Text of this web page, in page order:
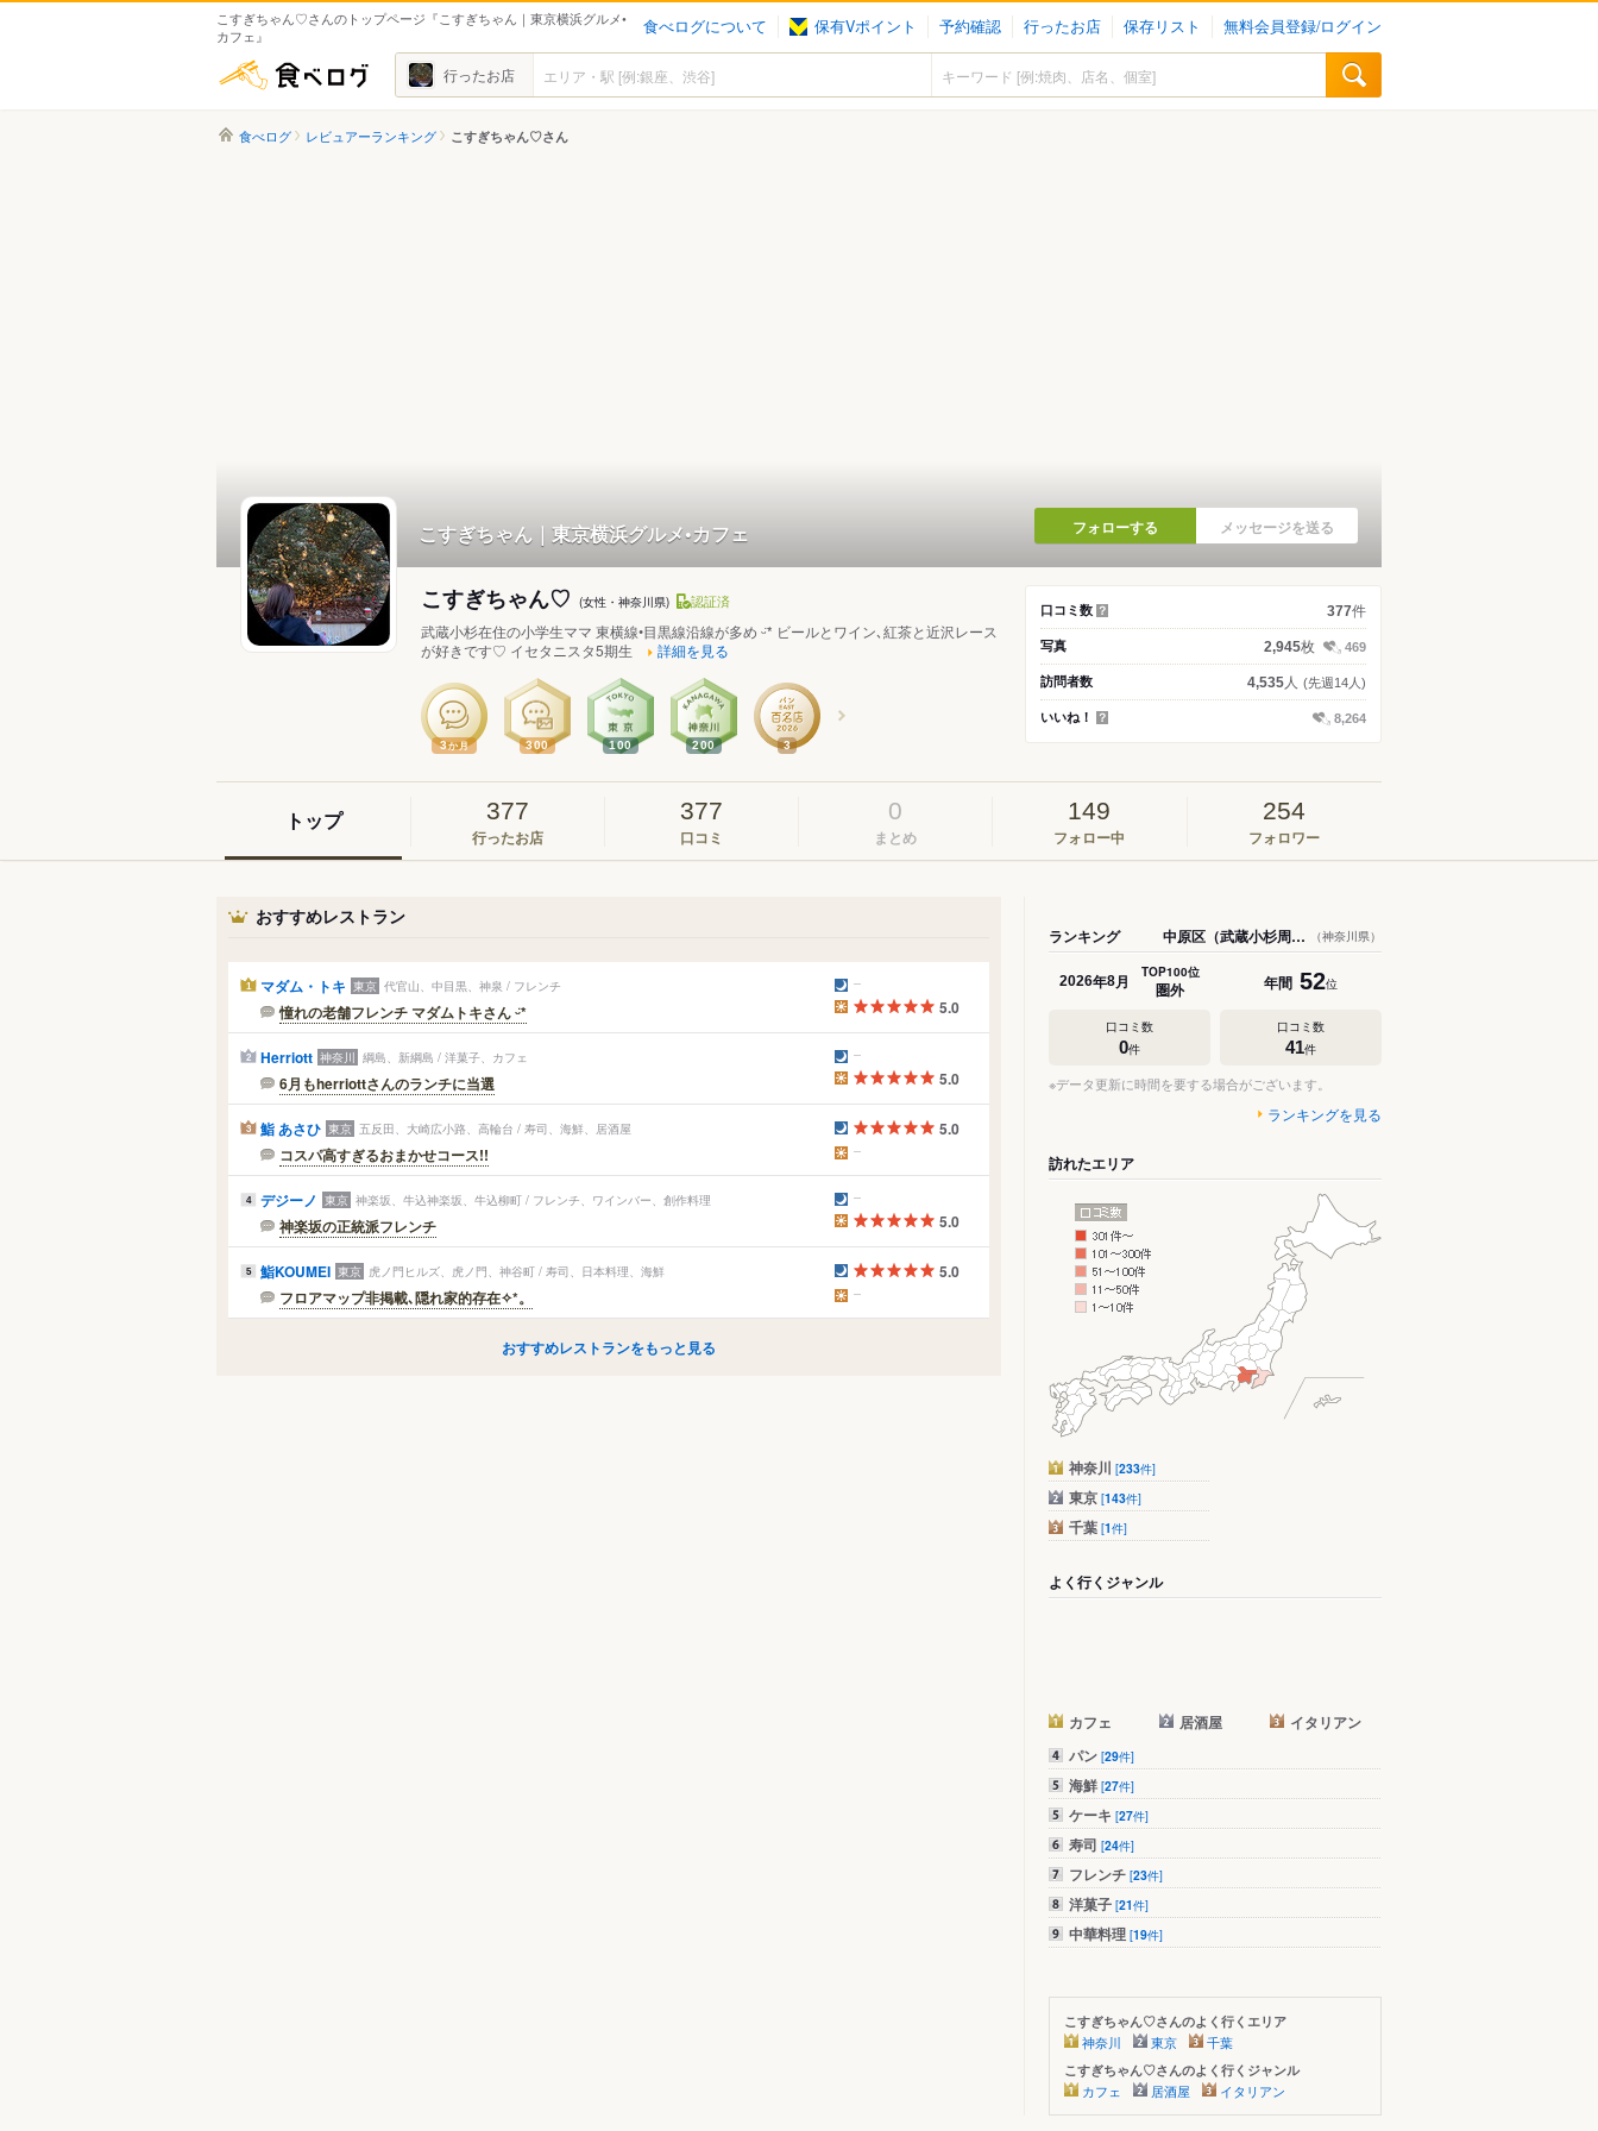
こすぎちゃん♡さんのトップページ『こすぎちゃん｜東京横浜グルメ•
カフェ』
食べログについて 保有Vポイント 予約確認 行ったお店 保存リスト 無料会員登録/ログイン
食べログ 行ったお店
食べログ レビュアーランキング こすぎちゃん♡さん
こすぎちゃん｜東京横浜グルメ•カフェ フォローする メッセージを送る
こすぎちゃん♡ (女性・神奈川県) 認証済
武蔵小杉在住の小学生ママ 東横線•目黒線沿線が多め ᵕ̈* ビールとワイン､紅茶と近沢レース
が好きです♡ イセタニスタ5期生
詳細を見る
3か月 300 100 200 3
口コミ数 ？ 377件
写真 2,945枚 469
訪問者数 4,535人 (先週14人)
いいね！ ？ 8,264
トップ 377
行ったお店
377
口コミ
0
まとめ
149
フォロー中
254
フォロワー
おすすめレストラン
1 マダム・トキ 東京 代官山、中目黒、神泉 / フレンチ
憧れの老舗フレンチ マダムトキさん ᵕ̈* 5.0
2 Herriott 神奈川 綱島、新綱島 / 洋菓子、カフェ
6月もherriottさんのランチに当選 5.0
3 鮨 あさひ 東京 五反田、大崎広小路、高輪台 / 寿司、海鮮、居酒屋
コスパ高すぎるおまかせコース!!
5.0
4 デジーノ 東京 神楽坂、牛込神楽坂、牛込柳町 / フレンチ、ワインバー、創作料理
神楽坂の正統派フレンチ 5.0
5 鮨KOUMEI 東京 虎ノ門ヒルズ、虎ノ門、神谷町 / 寿司、日本料理、海鮮
フロアマップ非掲載､隠れ家的存在✧︎*。
5.0
おすすめレストランをもっと見る
ランキング 中原区（武蔵小杉周辺） （神奈川県）
2026年8月 TOP100位
圏外
口コミ数
0件
年間 52位
口コミ数
41件
※データ更新に時間を要する場合がございます。
ランキングを見る
訪れたエリア
神奈川 [233件]
東京 [143件]
千葉 [1件]
よく行くジャンル
カフェ 居酒屋
イタリアン
パン [29件]
海鮮 [27件]
ケーキ [27件]
寿司 [24件]
フレンチ [23件]
洋菓子 [21件]
中華料理 [19件]
こすぎちゃん♡さんのよく行くエリア
神奈川 東京 千葉
こすぎちゃん♡さんのよく行くジャンル
カフェ 居酒屋 イタリアン